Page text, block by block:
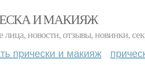
И МАКИЯЖ
новости, отзывы, новинки,
прически и макияж